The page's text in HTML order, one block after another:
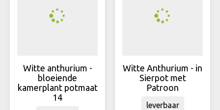
Witte anthurium -
bloeiende
kamerplant potmaat
14
Witte Anthurium - in
Sierpot met
Patroon
leverbaar